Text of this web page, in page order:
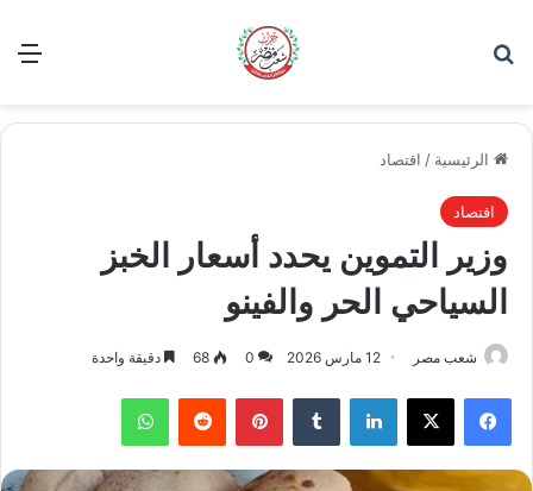
الرئيسية / اقتصاد
اقتصاد
وزير التموين يحدد أسعار الخبز
السياحي الحر والفينو
شعب مصر 12 مارس 2026 0
68 دقيقة واحدة
فيسبوك ‫X لينكدإن بينتيريست واتساب